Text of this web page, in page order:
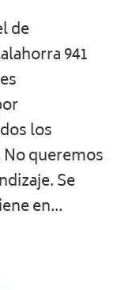
de
941
los
queremos
Se
en...